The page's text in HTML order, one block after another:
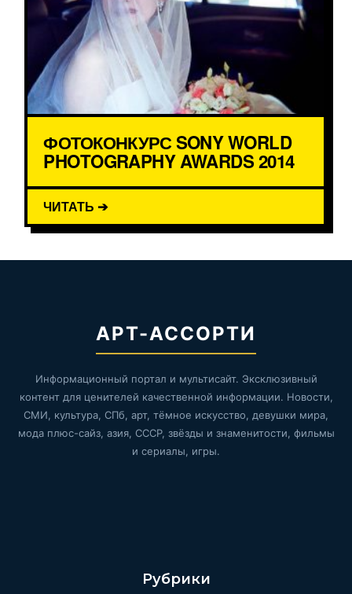
ФОТОКОНКУРС SONY WORLD
PHOTOGRAPHY AWARDS 2014
ЧИТАТЬ ➔
АРТ-АССОРТИ
Информационный портал и мультисайт. Эксклюзивный
контент для ценителей качественной информации. Новости,
СМИ, культура, СПб, арт, тёмное искусство, девушки мира,
мода плюс-сайз, азия, СССР, звёзды и знаменитости, фильмы
и сериалы, игры.
Рубрики